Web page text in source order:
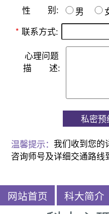
性 别: 男
* 联系方式:
心理问题
描
述:
私密预
温馨提示：我们收到您的
咨询师号及详细交通路线
网站首页 科大简介